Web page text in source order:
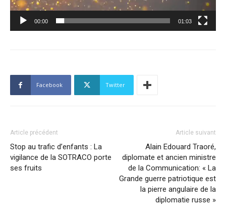
00:00 01:03
Facebook Twitter
Article précédent
Stop au trafic d’enfants : La
vigilance de la SOTRACO porte
ses fruits
Article suivant
Alain Edouard Traoré,
diplomate et ancien ministre
de la Communication: « La
Grande guerre patriotique est
la pierre angulaire de la
diplomatie russe »